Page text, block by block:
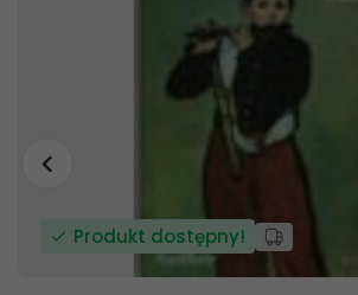
Produkt dostępny!